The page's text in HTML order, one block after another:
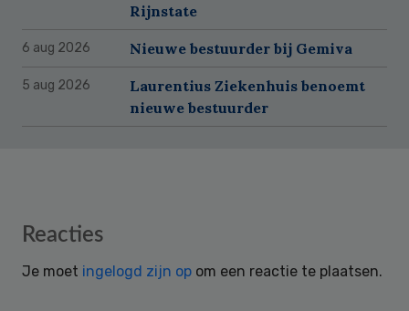
Rijnstate
6 aug 2026 Nieuwe bestuurder bij Gemiva
5 aug 2026
Laurentius Ziekenhuis benoemt
nieuwe bestuurder
Reader
Reacties
Je moet ingelogd zijn op om een reactie te plaatsen.